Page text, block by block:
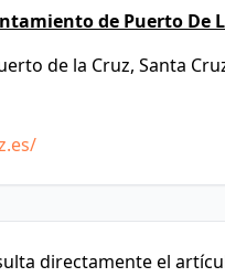
de Puerto De
de la Cruz, Santa
directamente el